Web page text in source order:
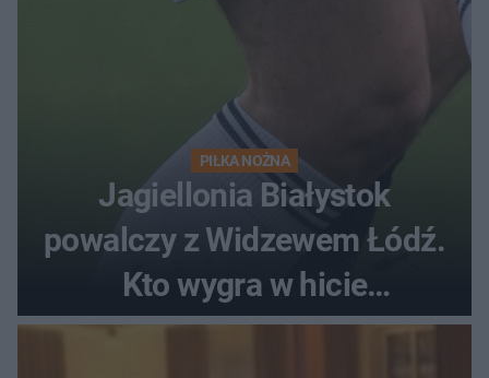
PIŁKA NOŻNA
Jagiellonia Białystok
powalczy z Widzewem Łódź.
Kto wygra w hicie
Ekstraklasy?